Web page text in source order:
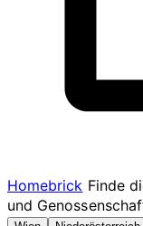
Homebrick Finde
und